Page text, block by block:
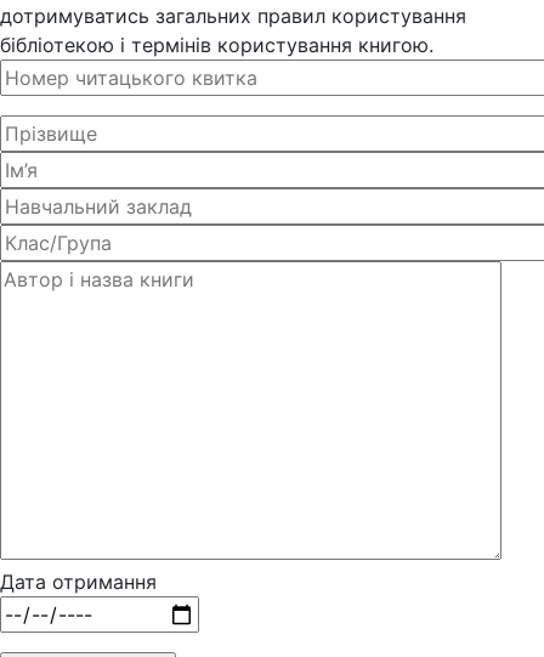
дотримуватись загальних правил користування
бібліотекою і термінів користування книгою.
Дата отримання